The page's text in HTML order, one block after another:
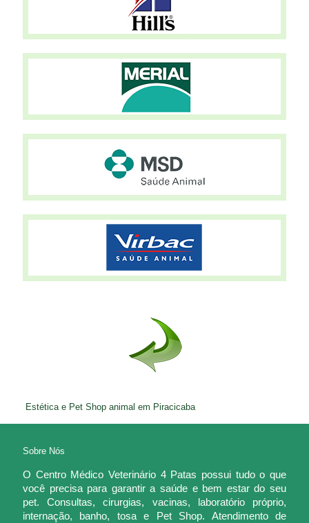
Estética e Pet Shop animal em Piracicaba
Sobre Nós
O Centro Médico Veterinário 4 Patas possui tudo o que
você precisa para garantir a saúde e bem estar do seu
pet. Consultas, cirurgias, vacinas, laboratório próprio,
internação, banho, tosa e Pet Shop. Atendimento de